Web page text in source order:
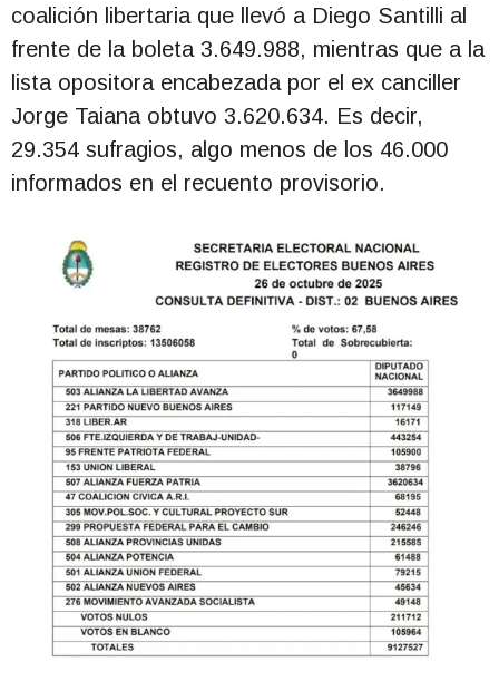
coalición libertaria que llevó a Diego Santilli al
frente de la boleta 3.649.988, mientras que a la
lista opositora encabezada por el ex canciller
Jorge Taiana obtuvo 3.620.634. Es decir,
29.354 sufragios, algo menos de los 46.000
informados en el recuento provisorio.